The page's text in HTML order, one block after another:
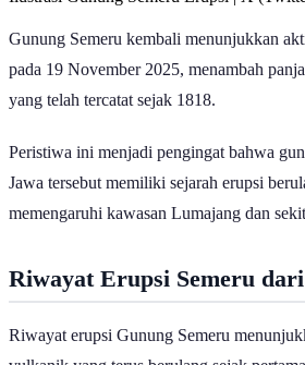
Gunung Semeru kembali menunjukkan
pada 19 November 2025, menambah
yang telah tercatat sejak 1818.
Peristiwa ini menjadi pengingat bahwa
Jawa tersebut memiliki sejarah erupsi
memengaruhi kawasan Lumajang dan
Riwayat Erupsi Semeru
Riwayat erupsi Gunung Semeru